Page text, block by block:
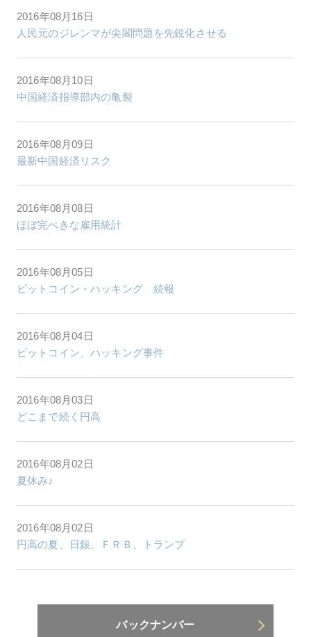
2016年08月16日
人民元のジレンマが尖閣問題を先鋭化させる
2016年08月10日
中国経済指導部内の亀裂
2016年08月09日
最新中国経済リスク
2016年08月08日
ほぼ完ぺきな雇用統計
2016年08月05日
ビットコイン・ハッキング 続報
2016年08月04日
ビットコイン、ハッキング事件
2016年08月03日
どこまで続く円高
2016年08月02日
夏休み♪
2016年08月02日
円高の夏、日銀、ＦＲＢ、トランプ
バックナンバー